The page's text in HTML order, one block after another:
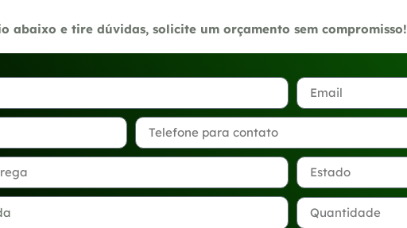
abaixo e tire dúvidas, solicite um orçamento sem compromisso!